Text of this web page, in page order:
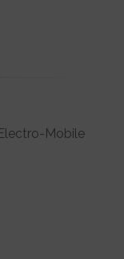
Electro-Mobile